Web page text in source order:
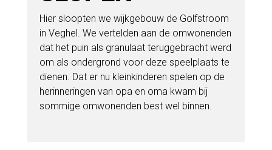
Hier sloopten we wijkgebouw de Golfstroom
in Veghel. We vertelden aan de omwonenden
dat het puin als granulaat teruggebracht werd
om als ondergrond voor deze speelplaats te
dienen. Dat er nu kleinkinderen spelen op de
herinneringen van opa en oma kwam bij
sommige omwonenden best wel binnen.